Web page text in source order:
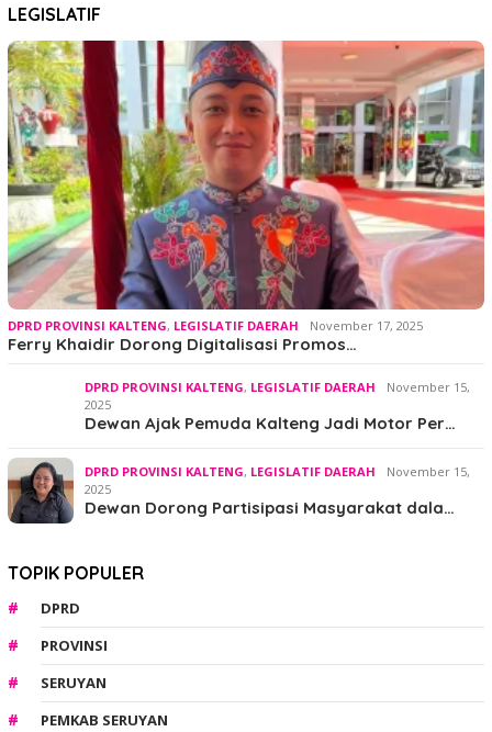
LEGISLATIF
DPRD PROVINSI KALTENG, LEGISLATIF DAERAH November 17, 2025
Ferry Khaidir Dorong Digitalisasi Promos…
DPRD PROVINSI KALTENG, LEGISLATIF DAERAH
November 15,
2025
Dewan Ajak Pemuda Kalteng Jadi Motor Per…
DPRD PROVINSI KALTENG, LEGISLATIF DAERAH
November 15,
2025
Dewan Dorong Partisipasi Masyarakat dala…
TOPIK POPULER
DPRD
PROVINSI
SERUYAN
PEMKAB SERUYAN